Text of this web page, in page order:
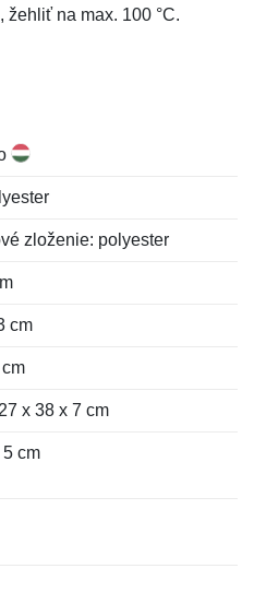
na max. 100 °C.
zloženie: polyester
cm
x 38 x 7 cm
5 cm